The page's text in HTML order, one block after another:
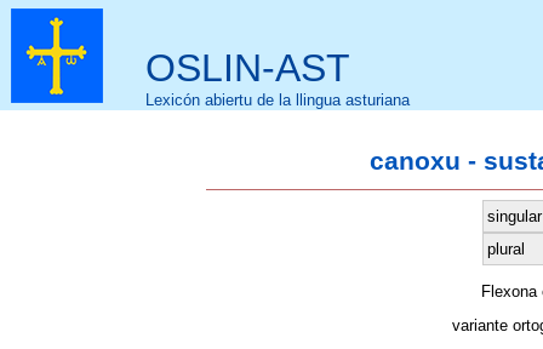
OSLIN-AST
Lexicón abiertu de la llingua asturiana
canoxu -
singular
plural
variante